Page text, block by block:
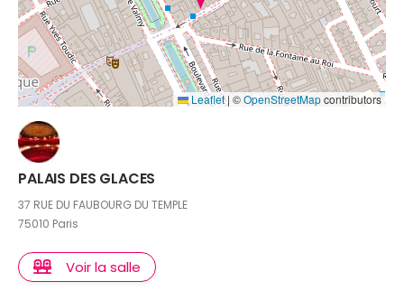
Leaflet | ©OpenStreetMapcontributors
PALAIS DES GLACES
37 RUE DU FAUBOURG DU TEMPLE
75010 Paris
Voir la salle